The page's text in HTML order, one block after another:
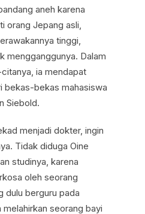
aneh karena
orang Jepang asli,
tinggi,
mengganggunya. Dalam
ia mendapat
bekas-bekas mahasiswa
Siebold.
menjadi dokter, ingin
Tidak diduga Oine
studinya, karena
oleh seorang
dulu berguru pada
melahirkan seorang bayi